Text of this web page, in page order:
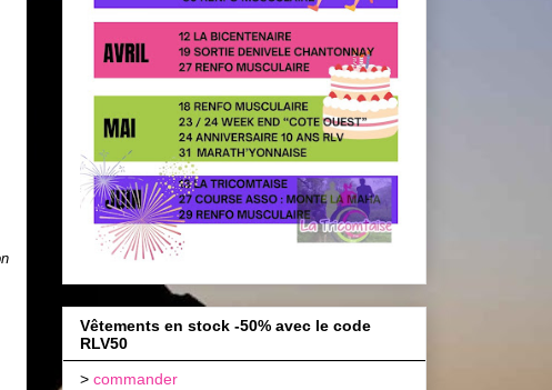
Vêtements en stock -50% avec le code
RLV50
> commander